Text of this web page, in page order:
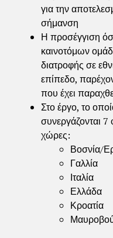
για την
σήμανση
Η προσέγγιση
καινοτόμων
διατροφής σε
επίπεδο,
που έχει
Στο έργο, το
συνεργάζονται 7
χώρες:
Βοσνία/
Γαλλία
Ιταλία
Ελλάδα
Κροατία